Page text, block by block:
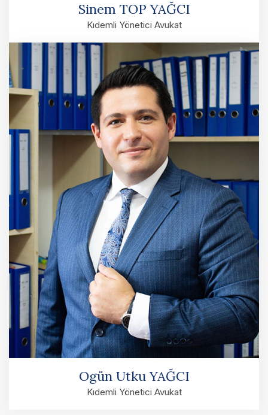
Sinem TOP YAĞCI
Kıdemli Yönetici Avukat
Ogün Utku YAĞCI
Kıdemli Yönetici Avukat